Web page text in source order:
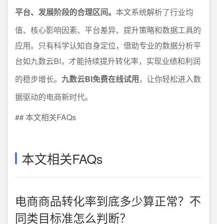
平台、发展阶段的合理区间。 本文系统解析了行业均
值、核心影响因素、平台差异、提升策略和数据工具的
应用。只有科学认知自身定位，借助专业的数据分析平
台如九数云BI，才能持续提升转化率，实现业绩和利润
的稳步增长。 九数云BI免费在线试用，让你轻松进入数
据驱动的电商新时代。
## 本文相关FAQs
本文相关FAQs
电商商品转化率到底多少算正常？不
同类目标准怎么判断？